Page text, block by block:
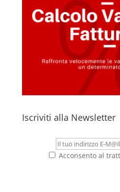
Iscriviti alla Newsletter
Acconsento al